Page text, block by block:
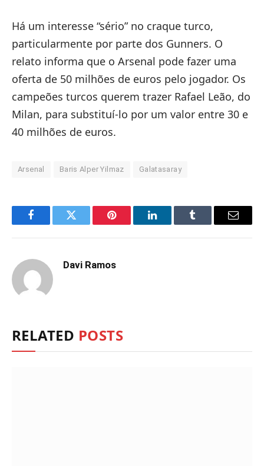
Há um interesse “sério” no craque turco,
particularmente por parte dos Gunners. O
relato informa que o Arsenal pode fazer uma
oferta de 50 milhões de euros pelo jogador. Os
campeões turcos querem trazer Rafael Leão, do
Milan, para substituí-lo por um valor entre 30 e
40 milhões de euros.
Arsenal Baris Alper Yilmaz Galatasaray
FacebookTwitter Pinterest LinkedInTumblr Email
Davi Ramos
RELATED POSTS